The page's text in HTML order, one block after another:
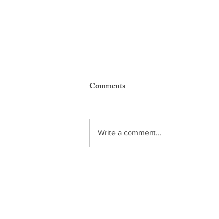
Comments
Write a comment...